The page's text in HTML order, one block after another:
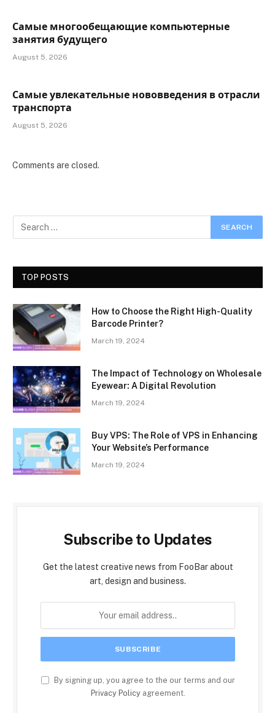
Самые многообещающие компьютерные
занятия будущего
August 5, 2026
Самые увлекательные нововведения в отрасли
транспорта
August 5, 2026
Comments are closed.
TOP POSTS
How to Choose the Right High-Quality
Barcode Printer?
March 19, 2024
The Impact of Technology on Wholesale
Eyewear: A Digital Revolution
March 19, 2024
Buy VPS: The Role of VPS in Enhancing
Your Website’s Performance
March 19, 2024
Subscribe to Updates
Get the latest creative news from FooBar about
art, design and business.
By signing up, you agree to the our terms and our
Privacy Policyagreement.